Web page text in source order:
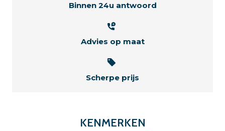
Binnen 24u antwoord
Advies op maat
Scherpe prijs
KENMERKEN